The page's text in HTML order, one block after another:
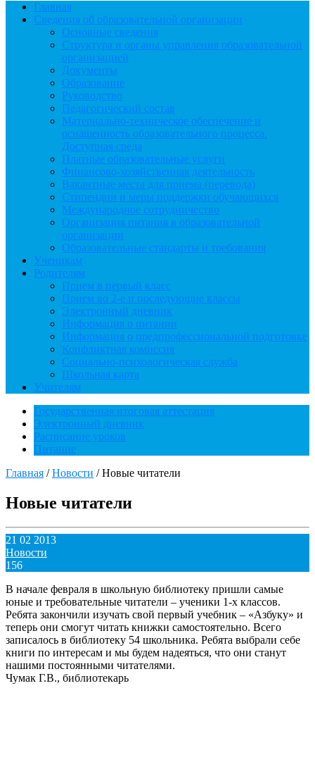
Главная
Сведения об образовательной организации
Основные сведения
Структура и органы управления образовательной
организацией
Документы
Образование
Руководство
Педагогический состав
Материально-техническое обеспечение и
оснащенность образовательного процесса.
Доступная среда
Платные образовательные услуги
Финансово-хозяйственная деятельность
Вакантные места для приема (перевода)
Стипендии и меры поддержки обучающихся
Международное сотрудничество
Организация питания в образовательной
организации
Образовательные стандарты и требования
Ученикам
Родителям
Прием в первый класс
Прием во 2-е и последующие классы
Электронный дневник
Информация о питании
Информация о предпрофессиональной подготовке
Конфликтная комиссия
Социально-психологическая служба
Школьная карта
Учителям
Государственная итоговая аттестация
Электронный дневник
Расписание уроков
Питание
Главная /Новости /Новые читатели
Новые читатели
21 02 2013
Новости
156
В начале февраля в школьную библиотеку пришли самые
юные и требовательные читатели – ученики 1-х классов.
Ребята закончили изучать свой первый учебник – «Азбуку» и
теперь они смогут читать книжки самостоятельно. Всего
записалось в библиотеку 54 школьника. Ребята выбрали себе
книги по интересам и мы будем надеяться, что они станут
нашими постоянными читателями.
Чумак Г.В., библиотекарь